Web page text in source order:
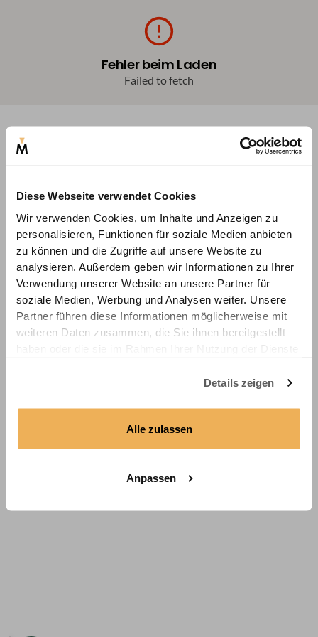
Diese Webseite verwendet Cookies
Wir verwenden Cookies, um Inhalte und Anzeigen zu
personalisieren, Funktionen für soziale Medien anbieten
zu können und die Zugriffe auf unsere Website zu
analysieren. Außerdem geben wir Informationen zu Ihrer
Verwendung unserer Website an unsere Partner für
soziale Medien, Werbung und Analysen weiter. Unsere
Partner führen diese Informationen möglicherweise mit
weiteren Daten zusammen, die Sie ihnen bereitgestellt
Details zeigen
Alle zulassen
Anpassen
Fehler beim Laden
Failed to fetch